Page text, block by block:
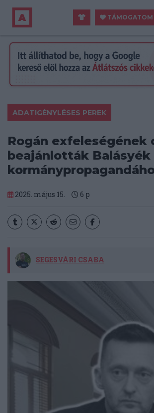
TÁMOGATOM
ADATIGÉNYLÉSES PEREK
Rogán exfeleségének
beajánlották Balásyék
2025. május 15. 6 p
SEGESVÁRI CSABA